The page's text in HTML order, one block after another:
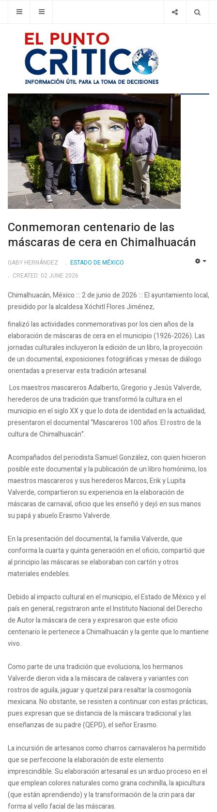
Conmemoran centenario de las
máscaras de cera en Chimalhuacán
GABY HERNÁNDEZ
ESTADO DE MÉXICO
CREATED: 02 JUNE 2026
Chimalhuacán, México ::: 2 de junio de 2026 ::: El ayuntamiento local,
presidido por la alcaldesa Xóchitl Flores Jiménez,
finalizó las actividades conmemorativas por los cien años de la
elaboración de máscaras de cera en el municipio (1926-2026). Las
jornadas culturales incluyeron la edición de un libro, la proyección
de un documental, exposiciones fotográficas y mesas de diálogo
orientadas a preservar esta tradición artesanal.
Los maestros mascareros Adalberto, Gregorio y Jesús Valverde,
herederos de una tradición que transformó la cultura en el
municipio en el siglo XX y que lo dota de identidad en la actualidad,
presentaron el documental “Mascareros 100 años. El rostro de la
cultura de Chimalhuacán”.
Acompañados del periodista Samuel González, con quien hicieron
posible este documental y la publicación de un libro homónimo, los
maestros mascareros y sus herederos Marcos, Erik y Lupita
Valverde, compartieron su experiencia en la elaboración de
máscaras de carnaval, oficio que les enseñó y dejó en sus manos
su papá y abuelo Erasmo Valverde.
En la presentación del documental, la familia Valverde, que
conforma la cuarta y quinta generación en el oficio, compartió que
al principio las máscaras se elaboraban con cartón y otros
materiales endebles.
Debido al impacto cultural en el municipio, el Estado de México y el
país en general, registraron ante el Instituto Nacional del Derecho
de Autor la máscara de cera y expresaron que este oficio
centenario le pertenece a Chimalhuacán y la gente que lo mantiene
vivo.
Como parte de una tradición que evoluciona, los hermanos
Valverde dieron vida a la máscara de calavera y variantes con
rostros de aguila, jaguar y quetzal para resaltar la cosmogonía
mexicana. No obstante, se resisten a continuar con estas prácticas,
pues expresan que se distancia de la máscara tradicional y las
enseñanzas de su padre (QEPD), el señor Erasmo.
La incursión de artesanos como charros carnavaleros ha permitido
que se perfeccione la elaboración de este elemento
imprescindible. Su elaboración artesanal es un arduo proceso en el
que emplean colores naturales como grana cochinilla, la apicultura
(que están aprendiendo) y la transformación de la crin para dar
forma al vello facial de las máscaras.